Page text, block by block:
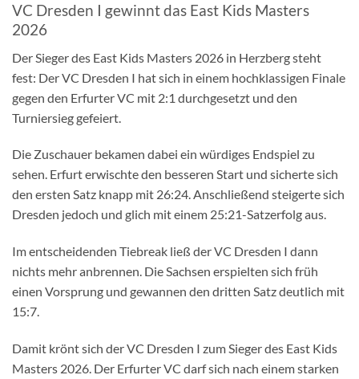
VC Dresden I gewinnt das East Kids Masters
2026
Der Sieger des East Kids Masters 2026 in Herzberg steht
fest: Der VC Dresden I hat sich in einem hochklassigen Finale
gegen den Erfurter VC mit 2:1 durchgesetzt und den
Turniersieg gefeiert.
Die Zuschauer bekamen dabei ein würdiges Endspiel zu
sehen. Erfurt erwischte den besseren Start und sicherte sich
den ersten Satz knapp mit 26:24. Anschließend steigerte sich
Dresden jedoch und glich mit einem 25:21-Satzerfolg aus.
Im entscheidenden Tiebreak ließ der VC Dresden I dann
nichts mehr anbrennen. Die Sachsen erspielten sich früh
einen Vorsprung und gewannen den dritten Satz deutlich mit
15:7.
Damit krönt sich der VC Dresden I zum Sieger des East Kids
Masters 2026. Der Erfurter VC darf sich nach einem starken